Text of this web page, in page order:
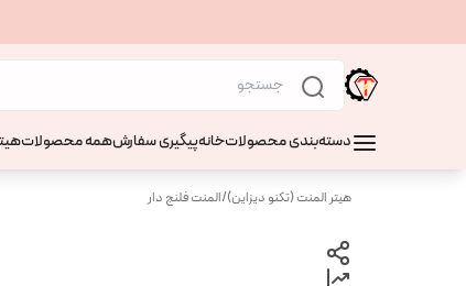
دسته‌بندی محصولاتخانهپیگیری سفارشهمه محصولات
هیتر المنت (تکنو دیزاین)/المنت فلنج دار